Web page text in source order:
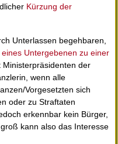
Kürzung der
Unterlassen begehbaren,
eines Untergebenen zu einer
der
wenn alle
Vorgesetzten sich
oder zu Straftaten
erkennbar kein Bürger,
kann also das Interesse